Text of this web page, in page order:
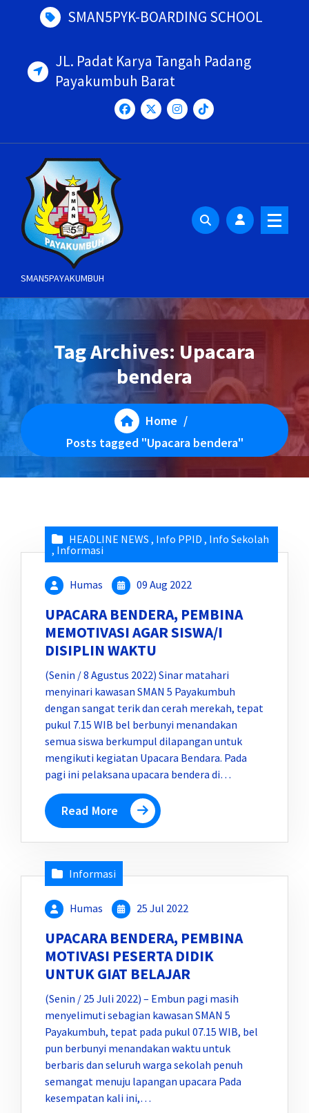
SMAN5PYK-BOARDING SCHOOL
JL. Padat Karya Tangah Padang
Payakumbuh Barat
SMAN5PAYAKUMBUH
Tag Archives: Upacara
bendera
Home /
Posts tagged "Upacara bendera"
HEADLINE NEWS , Info PPID , Info Sekolah
, Informasi
Humas 09 Aug 2022
UPACARA BENDERA, PEMBINA
MEMOTIVASI AGAR SISWA/I
DISIPLIN WAKTU
(Senin / 8 Agustus 2022) Sinar matahari
menyinari kawasan SMAN 5 Payakumbuh
dengan sangat terik dan cerah merekah, tepat
pukul 7.15 WIB bel berbunyi menandakan
semua siswa berkumpul dilapangan untuk
mengikuti kegiatan Upacara Bendara. Pada
pagi ini pelaksana upacara bendera di…
Read More
Informasi
Humas 25 Jul 2022
UPACARA BENDERA, PEMBINA
MOTIVASI PESERTA DIDIK
UNTUK GIAT BELAJAR
(Senin / 25 Juli 2022) – Embun pagi masih
menyelimuti sebagian kawasan SMAN 5
Payakumbuh, tepat pada pukul 07.15 WIB, bel
pun berbunyi menandakan waktu untuk
berbaris dan seluruh warga sekolah penuh
semangat menuju lapangan upacara Pada
kesempatan kali ini,…